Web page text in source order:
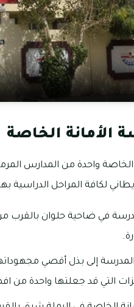
الأمانة الخاصة
لكافة المراحل
في ضاحية حلوان بالقرب
إلى بذل أقصي
التي قد جعلتها واحدة من